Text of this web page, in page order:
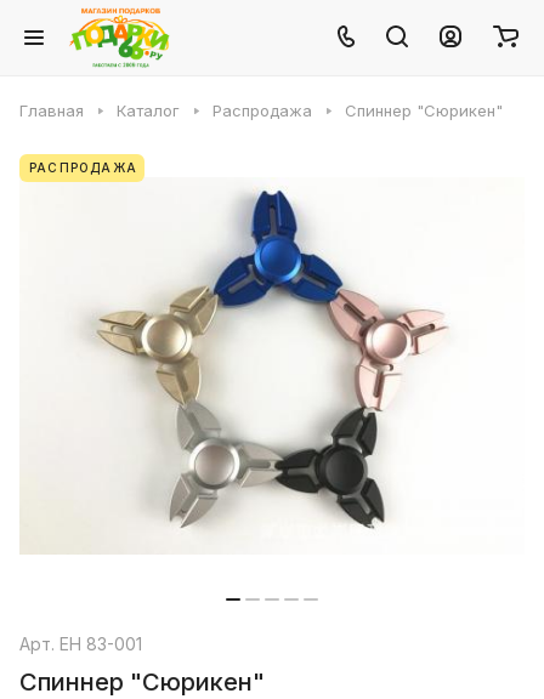
Главная Каталог Распродажа Спиннер "Сюрикен"
РАСПРОДАЖА
Арт. EH 83-001
Спиннер "Сюрикен"